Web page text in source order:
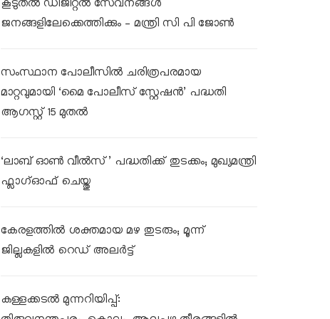
കൂടുതൽ ഡിജിറ്റൽ സേവനങ്ങൾ
ജനങ്ങളിലേക്കെത്തിക്കും – മന്ത്രി സി പി ജോൺ
സംസ്ഥാന പോലീസിൽ ചരിത്രപരമായ
മാറ്റവുമായി ‘മൈ പോലീസ് സ്റ്റേഷൻ’ പദ്ധതി
ആഗസ്റ്റ് 15 മുതൽ
‘ലാബ് ഓൺ വീൽസ്’ പദ്ധതിക്ക് തുടക്കം; മുഖ്യമന്ത്രി
ഫ്ലാഗ്ഓഫ് ചെയ്തു
കേരളത്തിൽ ശക്തമായ മഴ തുടരും; മൂന്ന്
ജില്ലകളിൽ റെഡ് അലർട്ട്
കള്ളക്കടൽ മുന്നറിയിപ്പ്: